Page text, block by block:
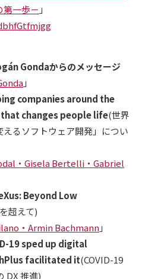
第一歩－ 」
Gondaからのメッセージ
」
companies around the
changes people life(世界
るソフトウェア開発」につい
・Gisela Bertelli・Gabriel
Beyond Low
超えて)
・Armin Bachmann 」
19 sped up digital
facilitated it(COVID-19
DX 推進)